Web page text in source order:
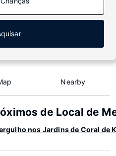
Nearby
de Local de
nos Jardins de Coral de